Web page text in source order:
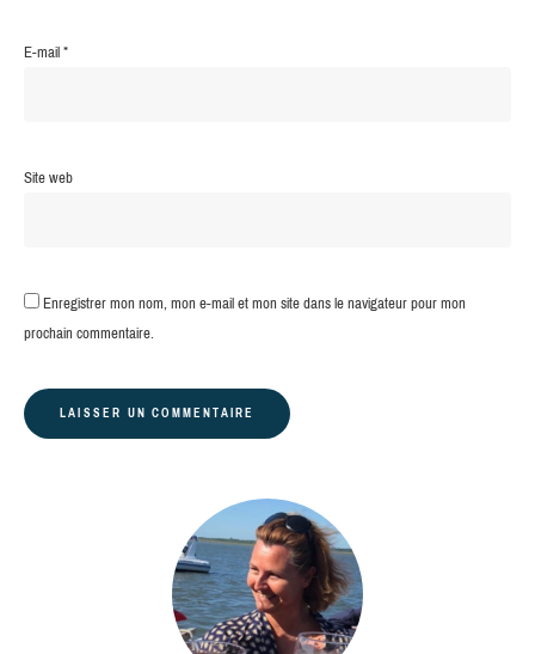
E-mail*
Site web
Enregistrer mon nom, mon e-mail et mon site dans le navigateur pour mon
prochain commentaire.